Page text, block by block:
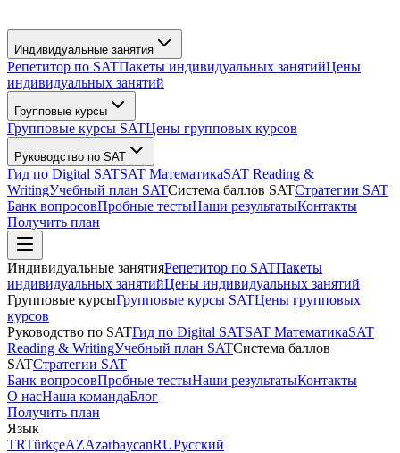
Индивидуальные занятия
Репетитор по SATПакеты индивидуальных занятийЦены
индивидуальных занятий
Групповые курсы
Групповые курсы SATЦены групповых курсов
Руководство по SAT
Гид по Digital SATSAT МатематикаSAT Reading &
WritingУчебный план SATСистема баллов SATСтратегии SAT
Банк вопросовПробные тестыНаши результатыКонтакты
Получить план
Индивидуальные занятияРепетитор по SATПакеты
индивидуальных занятийЦены индивидуальных занятий
Групповые курсыГрупповые курсы SATЦены групповых
курсов
Руководство по SATГид по Digital SATSAT МатематикаSAT
Reading & WritingУчебный план SATСистема баллов
SATСтратегии SAT
Банк вопросовПробные тестыНаши результатыКонтакты
О насНаша командаБлог
Получить план
Язык
TRTürkçeAZAzərbaycanRUРусский